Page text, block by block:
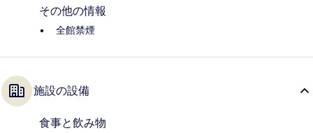
その他の情報
全館禁煙
施設の設備
食事と飲み物